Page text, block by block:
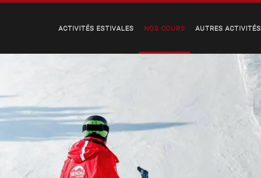
ACTIVITÉS ESTIVALES NOS COURS AUTRES ACTIVITÉS